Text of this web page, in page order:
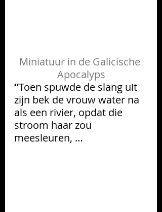
Miniatuur in de Galicische
Apocalyps
“Toen spuwde de slang uit
zijn bek de vrouw water na
als een rivier, opdat die
stroom haar zou
meesleuren, …